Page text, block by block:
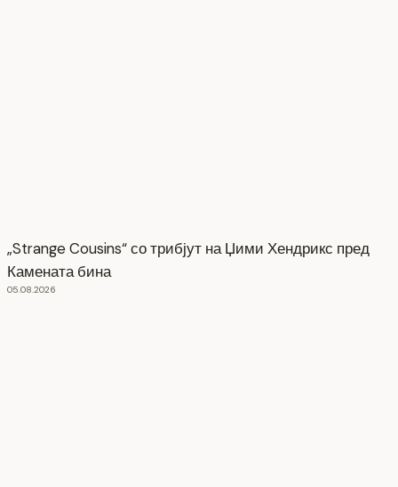
„Strange Cousins“ со трибјут на Џими Хендрикс пред
Камената бина
05.08.2026